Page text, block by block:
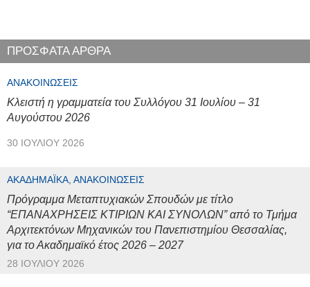
ΠΡΟΣΦΑΤΑ ΑΡΘΡΑ
ΑΝΑΚΟΙΝΏΣΕΙΣ
Κλειστή η γραμματεία του Συλλόγου 31 Ιουλίου – 31
Αυγούστου 2026
30 ΙΟΥΛΊΟΥ 2026
ΑΚΑΔΗΜΑΪΚΆ, ΑΝΑΚΟΙΝΏΣΕΙΣ
Πρόγραμμα Μεταπτυχιακών Σπουδών με τίτλο
“ΕΠΑΝΑΧΡΗΣΕΙΣ ΚΤΙΡΙΩΝ ΚΑΙ ΣΥΝΟΛΩΝ” από το Τμήμα
Αρχιτεκτόνων Μηχανικών του Πανεπιστημίου Θεσσαλίας,
για το Ακαδημαϊκό έτος 2026 – 2027
28 ΙΟΥΛΊΟΥ 2026